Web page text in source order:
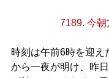
7189. 今朝
時刻は午前6時を迎え
から一夜が明け、昨